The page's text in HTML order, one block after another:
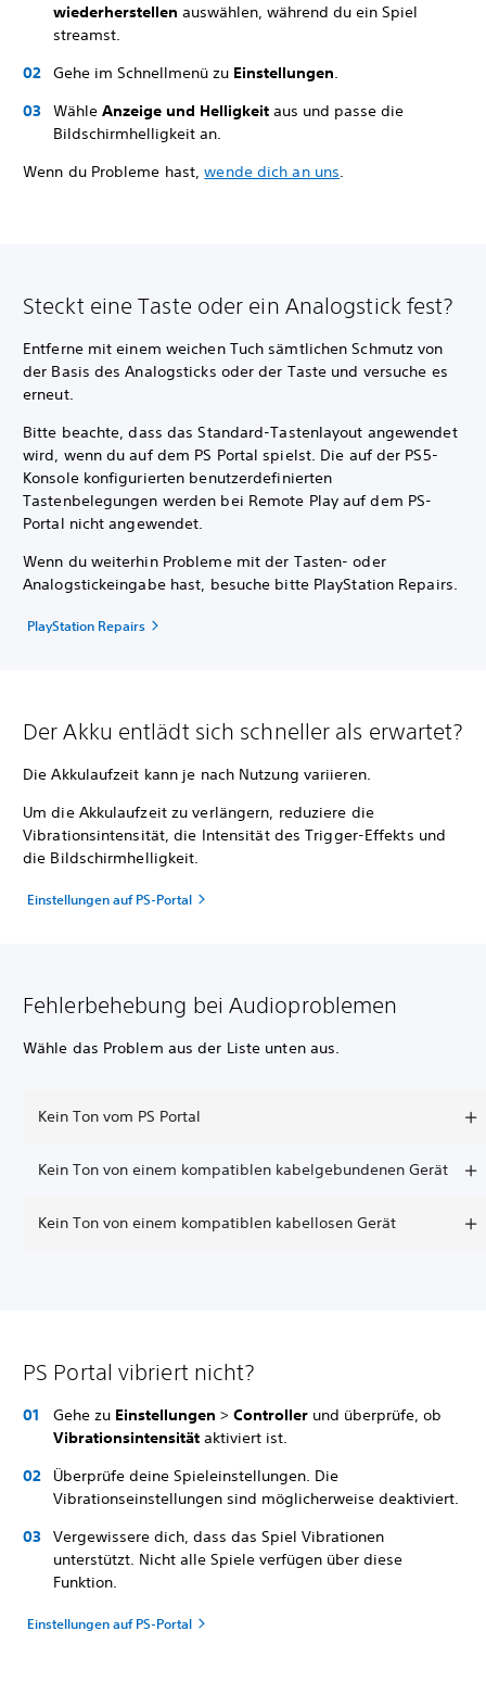
wiederherstellen auswählen, während du ein Spiel
streamst.
Gehe im Schnellmenü zu Einstellungen.
Wähle Anzeige und Helligkeit aus und passe die
Bildschirmhelligkeit an.
Wenn du Probleme hast,wende dich an uns.
Steckt eine Taste oder ein Analogstick fest?
Entferne mit einem weichen Tuch sämtlichen Schmutz von
der Basis des Analogsticks oder der Taste und versuche es
erneut.
Bitte beachte, dass das Standard-Tastenlayout angewendet
wird, wenn du auf dem PS Portal spielst. Die auf der PS5-
Konsole konfigurierten benutzerdefinierten
Tastenbelegungen werden bei Remote Play auf dem PS-
Portal nicht angewendet.
Wenn du weiterhin Probleme mit der Tasten- oder
Analogstickeingabe hast, besuche bitte PlayStation Repairs.
PlayStation Repairs
Der Akku entlädt sich schneller als erwartet?
Die Akkulaufzeit kann je nach Nutzung variieren.
Um die Akkulaufzeit zu verlängern, reduziere die
Vibrationsintensität, die Intensität des Trigger-Effekts und
die Bildschirmhelligkeit.
Einstellungen auf PS-Portal
Fehlerbehebung bei Audioproblemen
Wähle das Problem aus der Liste unten aus.
Kein Ton vom PS Portal
Kein Ton von einem kompatiblen kabelgebundenen Gerät
Kein Ton von einem kompatiblen kabellosen Gerät
PS Portal vibriert nicht?
Gehe zu Einstellungen > Controller und überprüfe, ob
Vibrationsintensität aktiviert ist.
Überprüfe deine Spieleinstellungen. Die
Vibrationseinstellungen sind möglicherweise deaktiviert.
Vergewissere dich, dass das Spiel Vibrationen
unterstützt. Nicht alle Spiele verfügen über diese
Funktion.
Einstellungen auf PS-Portal